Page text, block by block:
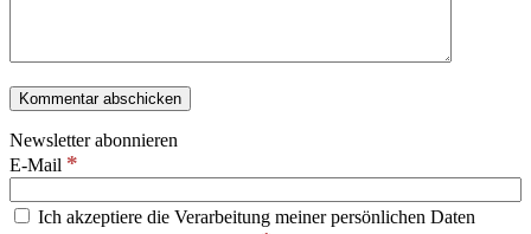
Newsletter abonnieren
E-Mail *
Ich akzeptiere die Verarbeitung meiner persönlichen Daten